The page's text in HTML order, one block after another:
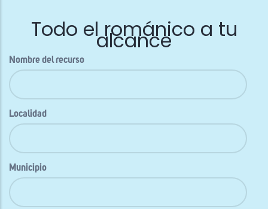
Todo el románico a tu
alcance
Nombre del recurso
Localidad
Municipio